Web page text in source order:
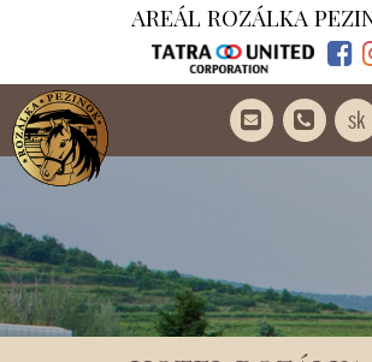
AREÁL ROZÁLKA
sk